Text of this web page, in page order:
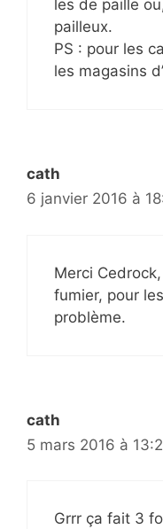
les de paille
pailleux.
PS : pour les
les magasins
cath
6 janvier 2016 à
Merci
fumier, pour
problème.
cath
5 mars 2016 à
Grrr ça fait 3